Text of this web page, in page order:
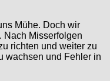
Mühe. Doch wir
Nach Misserfolgen
richten und weiter zu
wachsen und Fehler in